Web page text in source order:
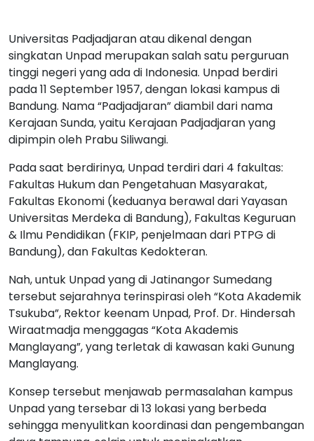
Universitas Padjadjaran atau dikenal dengan
singkatan Unpad merupakan salah satu perguruan
tinggi negeri yang ada di Indonesia. Unpad berdiri
pada 11 September 1957, dengan lokasi kampus di
Bandung. Nama “Padjadjaran” diambil dari nama
Kerajaan Sunda, yaitu Kerajaan Padjadjaran yang
dipimpin oleh Prabu Siliwangi.
Pada saat berdirinya, Unpad terdiri dari 4 fakultas:
Fakultas Hukum dan Pengetahuan Masyarakat,
Fakultas Ekonomi (keduanya berawal dari Yayasan
Universitas Merdeka di Bandung), Fakultas Keguruan
& Ilmu Pendidikan (FKIP, penjelmaan dari PTPG di
Bandung), dan Fakultas Kedokteran.
Nah, untuk Unpad yang di Jatinangor Sumedang
tersebut sejarahnya terinspirasi oleh “Kota Akademik
Tsukuba”, Rektor keenam Unpad, Prof. Dr. Hindersah
Wiraatmadja menggagas “Kota Akademis
Manglayang”, yang terletak di kawasan kaki Gunung
Manglayang.
Konsep tersebut menjawab permasalahan kampus
Unpad yang tersebar di 13 lokasi yang berbeda
sehingga menyulitkan koordinasi dan pengembangan